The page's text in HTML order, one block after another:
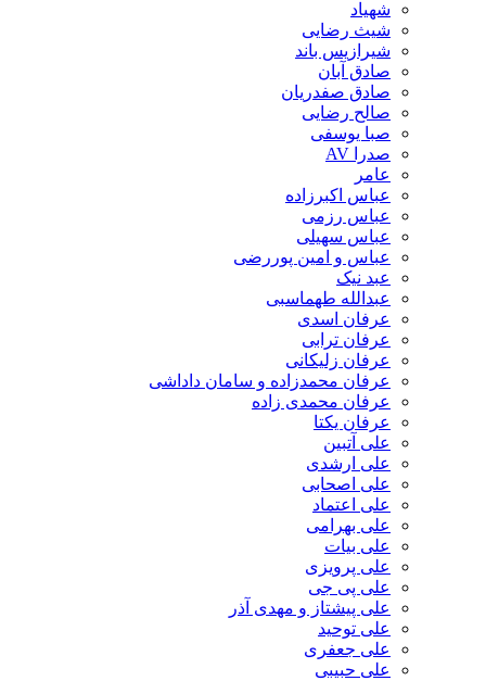
شیث رضایی
شیرازیس باند
صادق آبان
صادق صفدریان
صالح رضایی
صبا یوسفی
عباس اکبرزاده
عباس رزمی
عباس سهیلی
عباس و امین پوررضی
عبد نیک
عبدالله طهماسبی‎
عرفان اسدی
عرفان ترابی
عرفان زلیکانی
عرفان محمدزاده و سامان داداشی
عرفان محمدی زاده
عرفان یکتا
علی آتبین
علی ارشدی
علی اصحابی
علی اعتماد
علی بهرامی
علی بیات
علی پرویزی
علی پی جی
علی پیشتاز و مهدی آذر
علی توحید
علی جعفری
علی حبیبی